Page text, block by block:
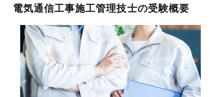
電気通信工事施工管理技士の受験概要